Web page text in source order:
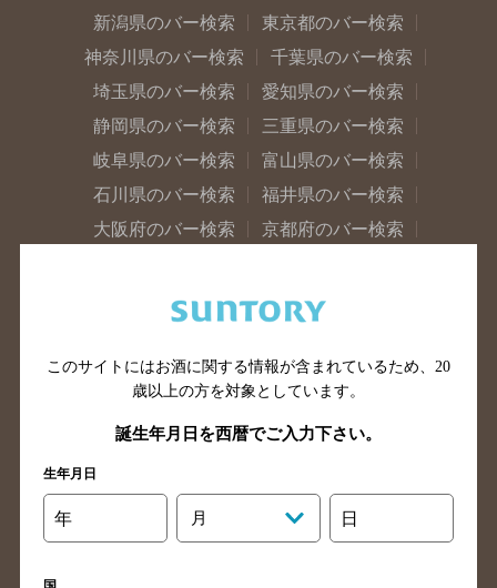
新潟県のバー検索
東京都のバー検索
神奈川県のバー検索
千葉県のバー検索
埼玉県のバー検索
愛知県のバー検索
静岡県のバー検索
三重県のバー検索
岐阜県のバー検索
富山県のバー検索
石川県のバー検索
福井県のバー検索
大阪府のバー検索
京都府のバー検索
滋賀県のバー検索
和歌山県のバー検索
山口県のバー検索
鳥取県のバー検索
島根県のバー検索
徳島県のバー検索
香川県のバー検索
愛媛県のバー検索
高知県のバー検索
長崎県のバー検索
佐賀県のバー検索
大分県のバー検索
熊本県のバー検索
このサイトにはお酒に関する情報が含まれているため、 20
歳以上の方を対象としています。
誕生年月日を西暦でご入力下さい。
生年月日
年 月 日